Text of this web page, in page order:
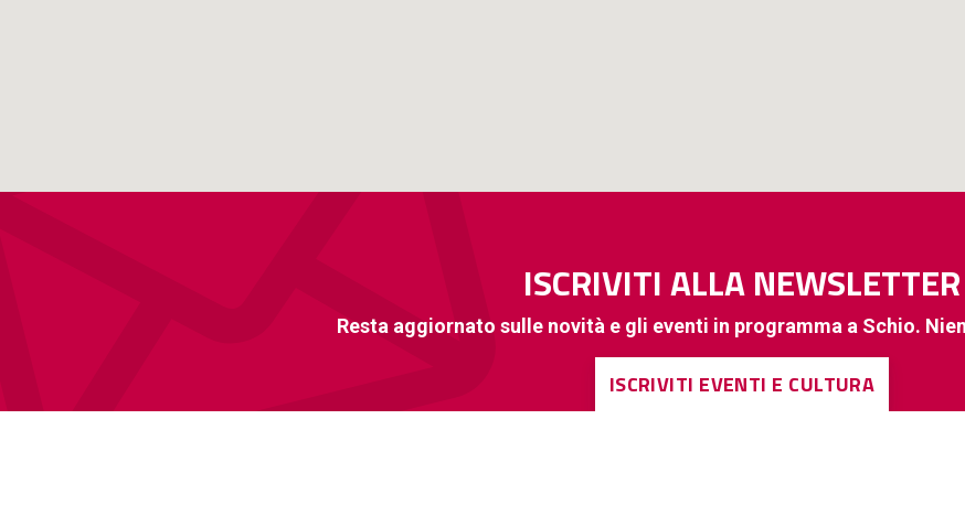
ISCRIVITI ALLA NEWSLETTER
Resta aggiornato sulle novità e gli eventi in programma a Schio.
ISCRIVITI EVENTI E CULTURA